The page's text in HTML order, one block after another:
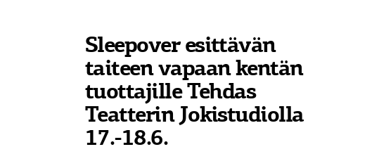
Sleepover esittävän
taiteen vapaan kentän
tuottajille Tehdas
Teatterin Jokistudiolla
17.-18.6.